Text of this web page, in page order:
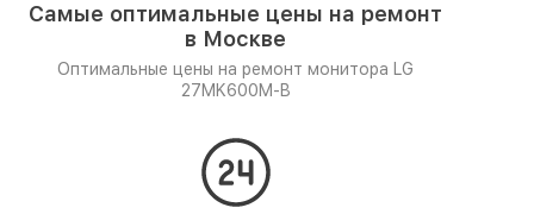
Самые оптимальные цены на ремонт
в Москве
Оптимальные цены на ремонт монитора LG
27MK600M-B